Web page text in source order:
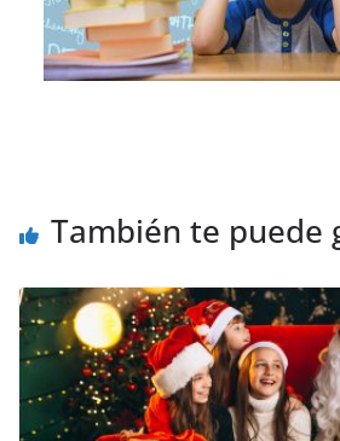
También te puede